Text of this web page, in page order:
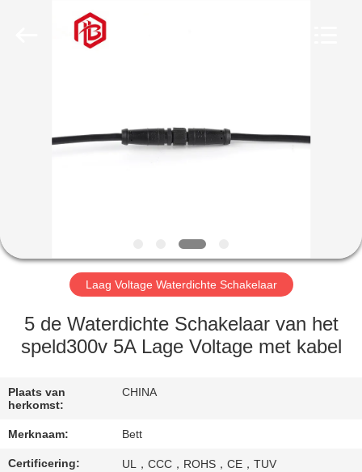
PRODUCTEN
FABRIEKSREIS
KWALITEITSCONTROLE
SITEMAP
PRIVACY
POLICY
Laag Voltage Waterdichte Schakelaar
5 de Waterdichte Schakelaar van het
speld300v 5A Lage Voltage met kabel
Plaats van
herkomst:
CHINA
Merknaam: Bett
Certificering: UL，CCC，ROHS，CE，TUV